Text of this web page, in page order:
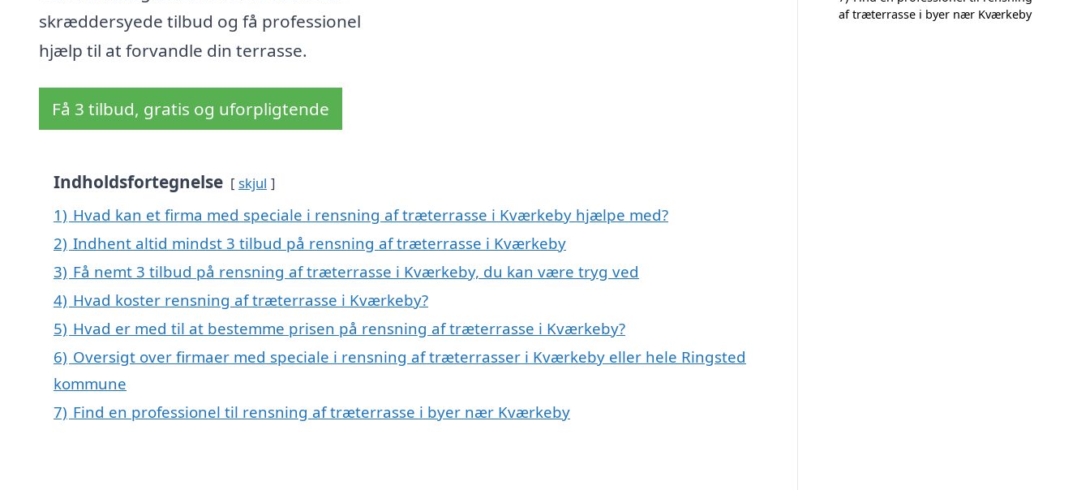
skræddersyede tilbud og få professionel
hjælp til at forvandle din terrasse.
Få 3 tilbud, gratis og uforpligtende
Indholdsfortegnelse skjul
1) Hvad kan et firma med speciale i rensning af træterrasse i Kværkeby hjælpe med?
2) Indhent altid mindst 3 tilbud på rensning af træterrasse i Kværkeby
3) Få nemt 3 tilbud på rensning af træterrasse i Kværkeby, du kan være tryg ved
4) Hvad koster rensning af træterrasse i Kværkeby?
5) Hvad er med til at bestemme prisen på rensning af træterrasse i Kværkeby?
6) Oversigt over firmaer med speciale i rensning af træterrasser i Kværkeby eller hele Ringsted
kommune
7) Find en professionel til rensning af træterrasse i byer nær Kværkeby
af træterrasse i byer nær Kværkeby